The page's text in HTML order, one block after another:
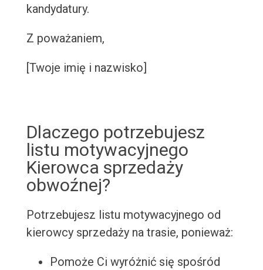
kandydatury.
Z poważaniem,
[Twoje imię i nazwisko]
Dlaczego potrzebujesz
listu motywacyjnego
Kierowca sprzedaży
obwoźnej?
Potrzebujesz listu motywacyjnego od
kierowcy sprzedaży na trasie, ponieważ:
Pomoże Ci wyróżnić się spośród